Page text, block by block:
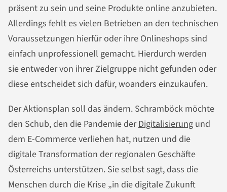
präsent zu sein und seine Produkte online anzubieten.
Allerdings fehlt es vielen Betrieben an den technischen
Voraussetzungen hierfür oder ihre Onlineshops sind
einfach unprofessionell gemacht. Hierdurch werden
sie entweder von ihrer Zielgruppe nicht gefunden oder
diese entscheidet sich dafür, woanders einzukaufen.
Der Aktionsplan soll das ändern. Schramböck möchte
den Schub, den die Pandemie derDigitalisierung und
dem E-Commerce verliehen hat, nutzen und die
digitale Transformation der regionalen Geschäfte
Österreichs unterstützen. Sie selbst sagt, dass die
Menschen durch die Krise „in die digitale Zukunft